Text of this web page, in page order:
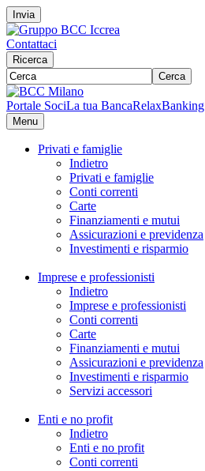
Invia
Contattaci
Ricerca
Cerca
Portale SociLa tua BancaRelaxBanking
Menu
Privati e famiglie
Indietro
Privati e famiglie
Conti correnti
Carte
Finanziamenti e mutui
Assicurazioni e previdenza
Investimenti e risparmio
Imprese e professionisti
Indietro
Imprese e professionisti
Conti correnti
Carte
Finanziamenti e mutui
Assicurazioni e previdenza
Investimenti e risparmio
Servizi accessori
Enti e no profit
Indietro
Enti e no profit
Conti correnti